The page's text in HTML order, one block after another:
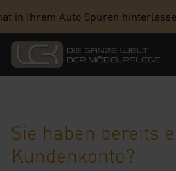
in Ihrem Auto Spuren
Sie haben bereits
Kundenkonto?